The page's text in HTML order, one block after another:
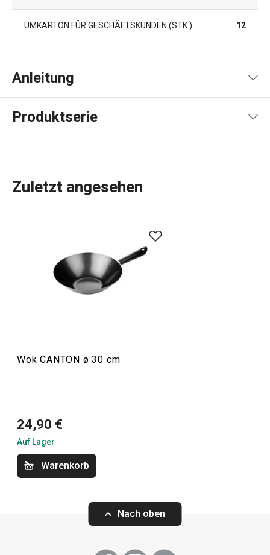
UMKARTON FÜR GESCHÄFTSKUNDEN (STK.) 12
Anleitung
Gebrauchsanleitung & Sicherheitsinformationen
Produktserie
Kochen
Wok CANTON ø 30 cm
Zuletzt angesehen
Wok CANTON ø 30 cm
24,90 €
Auf Lager
Warenkorb
Nach oben